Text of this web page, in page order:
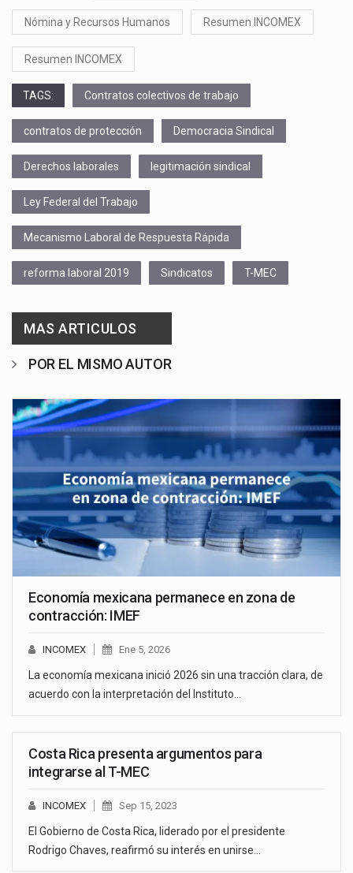
Nómina y Recursos Humanos Resumen INCOMEX
Resumen INCOMEX
TAGS: Contratos colectivos de trabajo
contratos de protección Democracia Sindical
Derechos laborales legitimación sindical
Ley Federal del Trabajo
Mecanismo Laboral de Respuesta Rápida
reforma laboral 2019 Sindicatos T-MEC
MAS ARTICULOS
POR EL MISMO AUTOR
Economía mexicana permanece en zona de
contracción: IMEF
INCOMEX Ene 5, 2026
La economía mexicana inició 2026 sin una tracción clara, de
acuerdo con la interpretación del Instituto…
Costa Rica presenta argumentos para
integrarse al T-MEC
INCOMEX Sep 15, 2023
El Gobierno de Costa Rica, liderado por el presidente
Rodrigo Chaves, reafirmó su interés en unirse…